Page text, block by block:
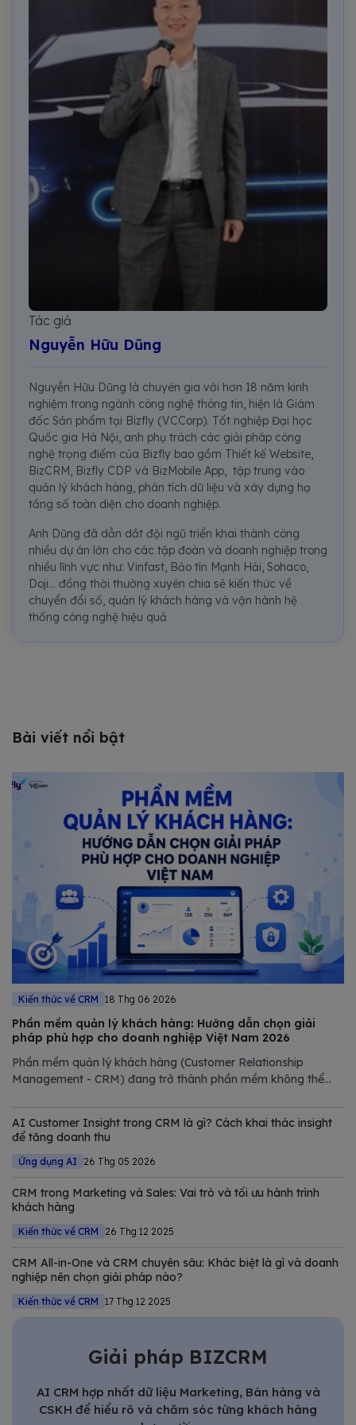
Tác giả
Nguyễn Hữu Dũng
Nguyễn Hữu Dũng là chuyên gia với hơn 18 năm kinh
nghiệm trong ngành công nghệ thông tin, hiện là Giám
đốc Sản phẩm tại Bizfly (VCCorp). Tốt nghiệp Đại học
Quốc gia Hà Nội, anh phụ trách các giải pháp công
nghệ trọng điểm của Bizfly bao gồm Thiết kế Website,
BizCRM, Bizfly CDP và BizMobile App, tập trung vào
quản lý khách hàng, phân tích dữ liệu và xây dựng hạ
tầng số toàn diện cho doanh nghiệp.
Anh Dũng đã dẫn dắt đội ngũ triển khai thành công
nhiều dự án lớn cho các tập đoàn và doanh nghiệp trong
nhiều lĩnh vực như: Vinfast, Bảo tín Mạnh Hải, Sohaco,
Doji... đồng thời thường xuyên chia sẻ kiến thức về
chuyển đổi số, quản lý khách hàng và vận hành hệ
thống công nghệ hiệu quả
Bài viết nổi bật
Kiến thức về CRM 18 Thg 06 2026
Phần mềm quản lý khách hàng: Hướng dẫn chọn giải
pháp phù hợp cho doanh nghiệp Việt Nam 2026
Phần mềm quản lý khách hàng (Customer Relationship
Management - CRM) đang trở thành phần mềm không thể
Trong bài viết này, Bizfly tổng hợp và phân tích chi tiết các
giải pháp CRM tốt nhất
AI Customer Insight trong CRM là gì? Cách khai thác insight
để tăng doanh thu
Ứng dụng AI 26 Thg 05 2026
CRM trong Marketing và Sales: Vai trò và tối ưu hành trình
khách hàng
Kiến thức về CRM 26 Thg 12 2025
CRM All-in-One và CRM chuyên sâu: Khác biệt là gì và doanh
nghiệp nên chọn giải pháp nào?
Kiến thức về CRM 17 Thg 12 2025
Giải pháp BIZCRM
AI CRM hợp nhất dữ liệu Marketing, Bán hàng và
CSKH để hiểu rõ và chăm sóc từng khách hàng